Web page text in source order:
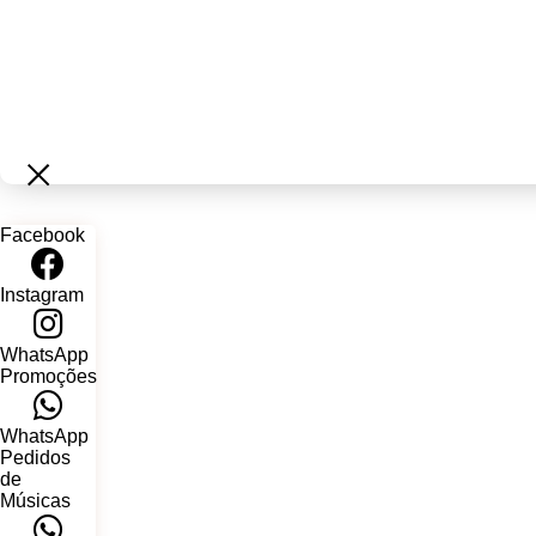
Facebook
Instagram
WhatsApp
Promoções
WhatsApp
Pedidos
de
Músicas